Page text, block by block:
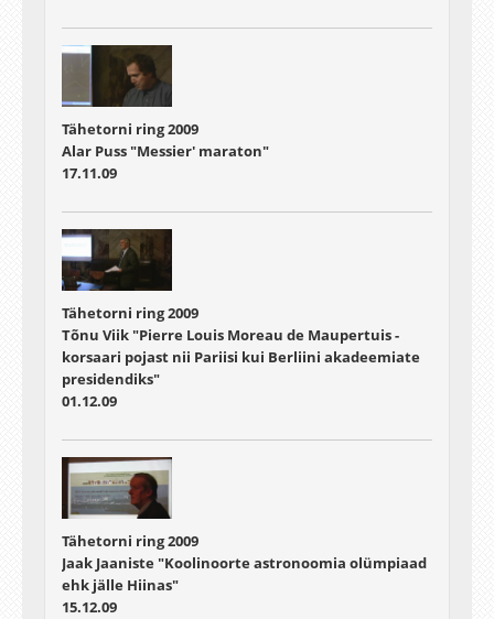
Tähetorni ring 2009
Alar Puss "Messier' maraton"
17.11.09
Tähetorni ring 2009
Tõnu Viik "Pierre Louis Moreau de Maupertuis -
korsaari pojast nii Pariisi kui Berliini akadeemiate
presidendiks"
01.12.09
Tähetorni ring 2009
Jaak Jaaniste "Koolinoorte astronoomia olümpiaad
ehk jälle Hiinas"
15.12.09